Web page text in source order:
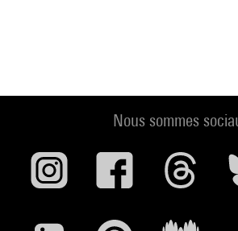
Nous sommes